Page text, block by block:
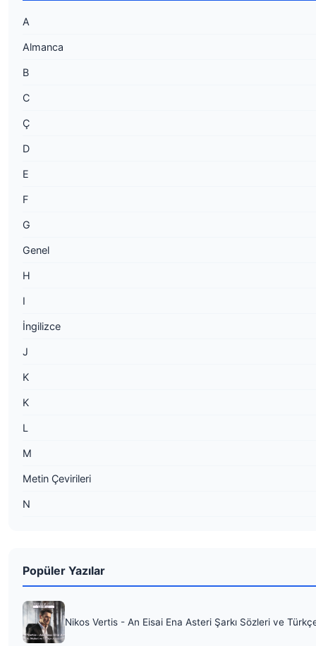
A
Almanca
B
C
Ç
D
E
F
G
Genel
H
I
İngilizce
J
K
K
L
M
Metin Çevirileri
N
Popüler Yazılar
Nikos Vertis - An Eisai Ena Asteri Şarkı Sözleri ve